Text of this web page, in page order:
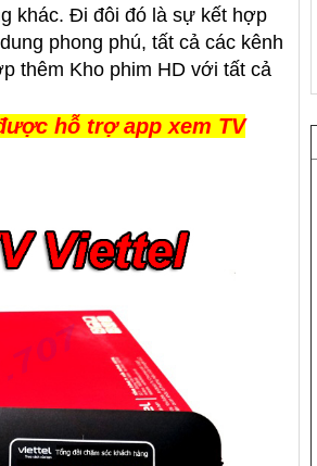
khác. Đi đôi đó là sự kết hợp
phong phú, tất cả các kênh
thêm Kho phim HD với tất cả
hỗ trợ app xem TV